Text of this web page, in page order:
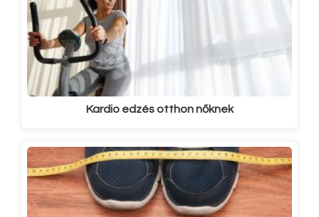
Kardio edzés otthon nőknek